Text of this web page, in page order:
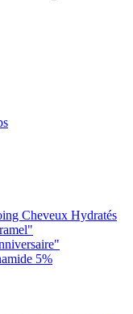
Cheveux Hydratés
5%